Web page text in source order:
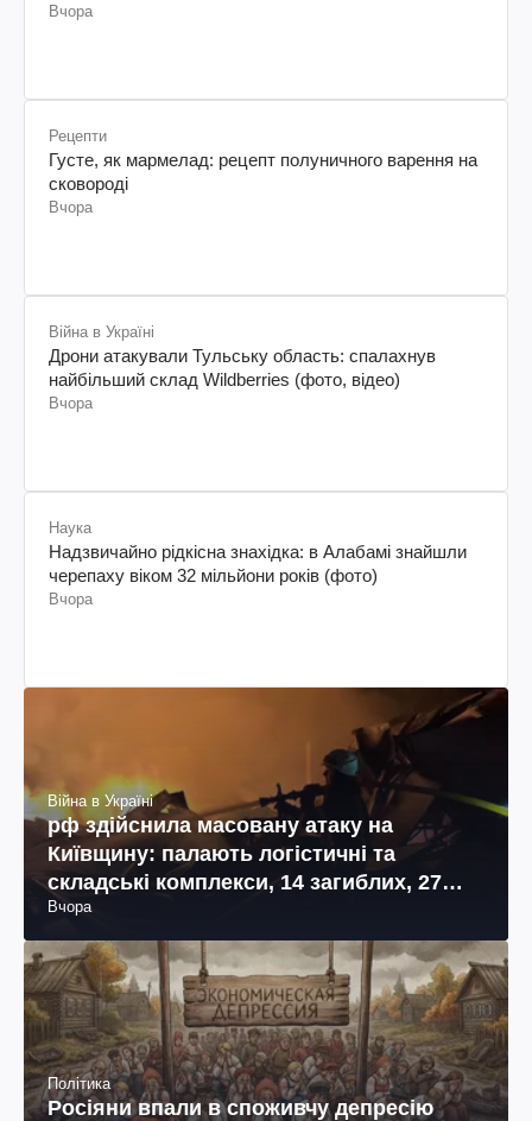
Вчора
Рецепти
Густе, як мармелад: рецепт полуничного варення на
сковороді
Вчора
Війна в Україні
Дрони атакували Тульську область: спалахнув
найбільший склад Wildberries (фото, відео)
Вчора
Наука
Надзвичайно рідкісна знахідка: в Алабамі знайшли
черепаху віком 32 мільйони років (фото)
Вчора
Війна в Україні
рф здійснила масовану атаку на
Київщину: палають логістичні та
складські комплекси, 14 загиблих, 27
поранених (фото, відео)
Вчора
Політика
Росіяни впали в споживчу депресію